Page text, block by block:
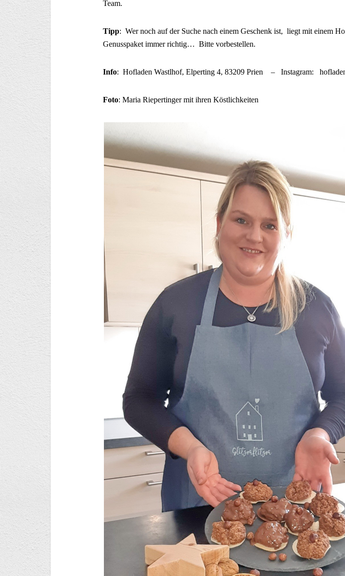
Team.
Tipp: Wer noch auf der Suche nach einem Geschenk ist, liegt mit einem
Genusspaket immer richtig… Bitte vorbestellen.
Info: Hofladen Wastlhof, Elperting 4, 83209 Prien – Instagram:
Foto: Maria Riepertinger mit ihren Köstlichkeiten